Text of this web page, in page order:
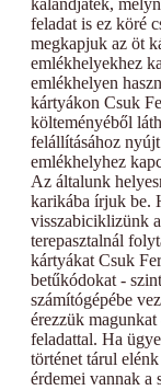
kalandjáték,
feladat is ez köré
megkapjuk az öt
emlékhelyekhez
emlékhelyen
kártyákon Csuk
költeményéből
felállításához
emlékhelyhez
Az általunk
karikába írjuk be.
visszabiciklizünk
terepasztalnál
kártyákat Csuk
betűkódokat -
számítógépébe
érezzük
feladattal. Ha
történet tárul
érdemei vannak a